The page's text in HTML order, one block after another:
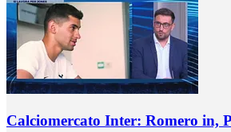
Calciomercato Inter: Romero in,